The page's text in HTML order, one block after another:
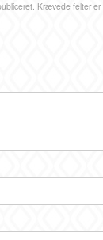
Krævede felter er